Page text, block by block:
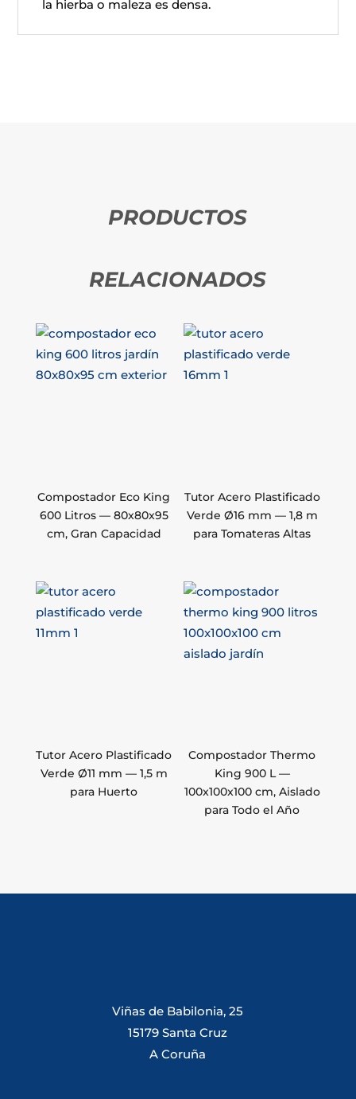
la hierba o maleza es densa.
PRODUCTOS
RELACIONADOS
Compostador Eco King
600 Litros — 80x80x95
cm, Gran Capacidad
Tutor Acero Plastificado
Verde Ø16 mm — 1,8 m
para Tomateras Altas
Tutor Acero Plastificado
Verde Ø11 mm — 1,5 m
para Huerto
Compostador Thermo
King 900 L —
100x100x100 cm, Aislado
para Todo el Año
Viñas de Babilonia, 25
15179 Santa Cruz
A Coruña